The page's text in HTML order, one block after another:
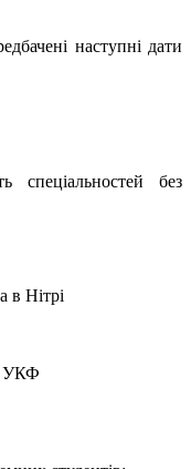
наступні дати
спеціальностей без
в Нітрі
УКФ